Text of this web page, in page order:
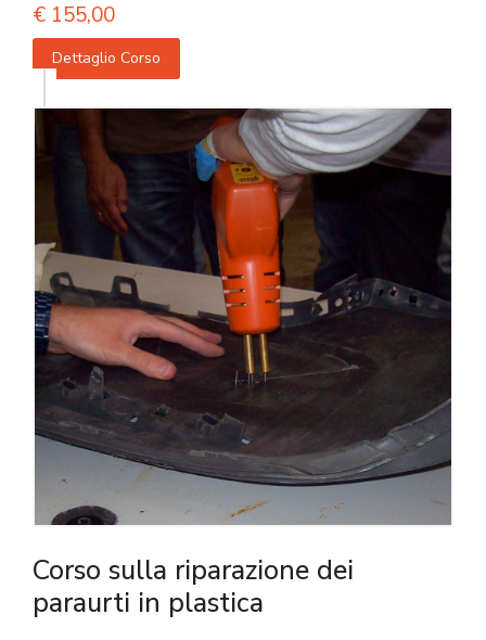
€ 155,00
Dettaglio Corso
Corso sulla riparazione dei
paraurti in plastica